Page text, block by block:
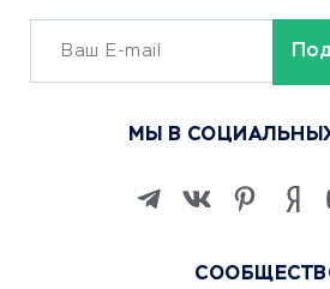
ОБУЧЕНИЕ И РАБОТА
Изучение иностранных
Маркетинг и продажи
МЫ В